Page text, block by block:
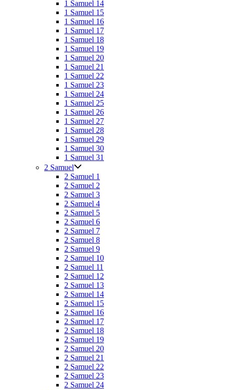
1 Samuel 14
1 Samuel 15
1 Samuel 16
1 Samuel 17
1 Samuel 18
1 Samuel 19
1 Samuel 20
1 Samuel 21
1 Samuel 22
1 Samuel 23
1 Samuel 24
1 Samuel 25
1 Samuel 26
1 Samuel 27
1 Samuel 28
1 Samuel 29
1 Samuel 30
1 Samuel 31
2 Samuel
2 Samuel 1
2 Samuel 2
2 Samuel 3
2 Samuel 4
2 Samuel 5
2 Samuel 6
2 Samuel 7
2 Samuel 8
2 Samuel 9
2 Samuel 10
2 Samuel 11
2 Samuel 12
2 Samuel 13
2 Samuel 14
2 Samuel 15
2 Samuel 16
2 Samuel 17
2 Samuel 18
2 Samuel 19
2 Samuel 20
2 Samuel 21
2 Samuel 22
2 Samuel 23
2 Samuel 24